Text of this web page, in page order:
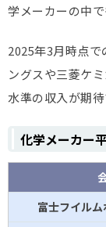
学メーカーの中で
2025年3月時点で
ングスや三菱ケ
水準の収入が期待
化学メーカー
富士フイル